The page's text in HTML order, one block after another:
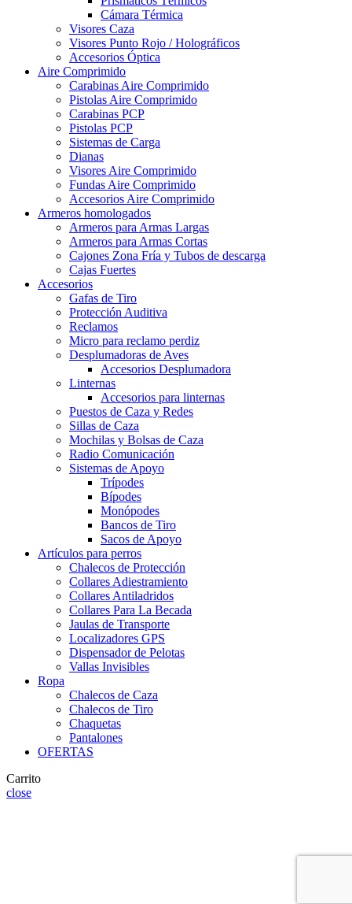
Cámara Térmica
Visores Caza
Visores Punto Rojo / Holográficos
Accesorios Óptica
Aire Comprimido
Carabinas Aire Comprimido
Pistolas Aire Comprimido
Carabinas PCP
Pistolas PCP
Sistemas de Carga
Dianas
Visores Aire Comprimido
Fundas Aire Comprimido
Accesorios Aire Comprimido
Armeros homologados
Armeros para Armas Largas
Armeros para Armas Cortas
Cajones Zona Fría y Tubos de descarga
Cajas Fuertes
Accesorios
Gafas de Tiro
Protección Auditiva
Reclamos
Micro para reclamo perdiz
Desplumadoras de Aves
Accesorios Desplumadora
Linternas
Accesorios para linternas
Puestos de Caza y Redes
Sillas de Caza
Mochilas y Bolsas de Caza
Radio Comunicación
Sistemas de Apoyo
Trípodes
Bípodes
Monópodes
Bancos de Tiro
Sacos de Apoyo
Artículos para perros
Chalecos de Protección
Collares Adiestramiento
Collares Antiladridos
Collares Para La Becada
Jaulas de Transporte
Localizadores GPS
Dispensador de Pelotas
Vallas Invisibles
Ropa
Chalecos de Caza
Chalecos de Tiro
Chaquetas
Pantalones
OFERTAS
Carrito
close